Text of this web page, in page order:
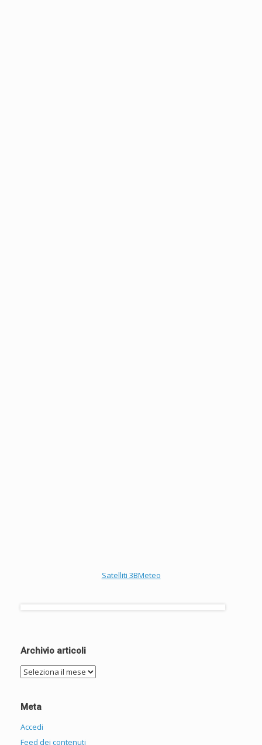
Satelliti 3BMeteo
Archivio articoli
Archivio
articoli
Meta
Accedi
Feed dei contenuti